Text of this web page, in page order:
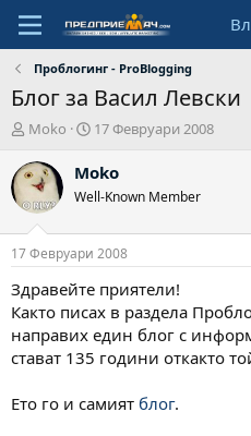
Проблогинг - ProBlogging
Блог за Васил Левски
А
т
о
р
Moko
Н
ч
а
л
а
д
а
а
17 Февруари 2008
Moko
Well-Known Member
17 Февруари 2008
Здравейте приятели!
Както писах в раздела
направих един блог с
стават 135 години откакто
Ето го и самият блог.